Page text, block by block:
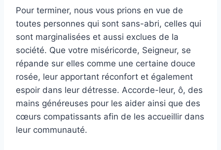
Pour terminer, nous vous prions en vue de
toutes personnes qui sont sans-abri, celles qui
sont marginalisées et aussi exclues de la
société. Que votre miséricorde, Seigneur, se
répande sur elles comme une certaine douce
rosée, leur apportant réconfort et également
espoir dans leur détresse. Accorde-leur, ô, des
mains généreuses pour les aider ainsi que des
cœurs compatissants afin de les accueillir dans
leur communauté.